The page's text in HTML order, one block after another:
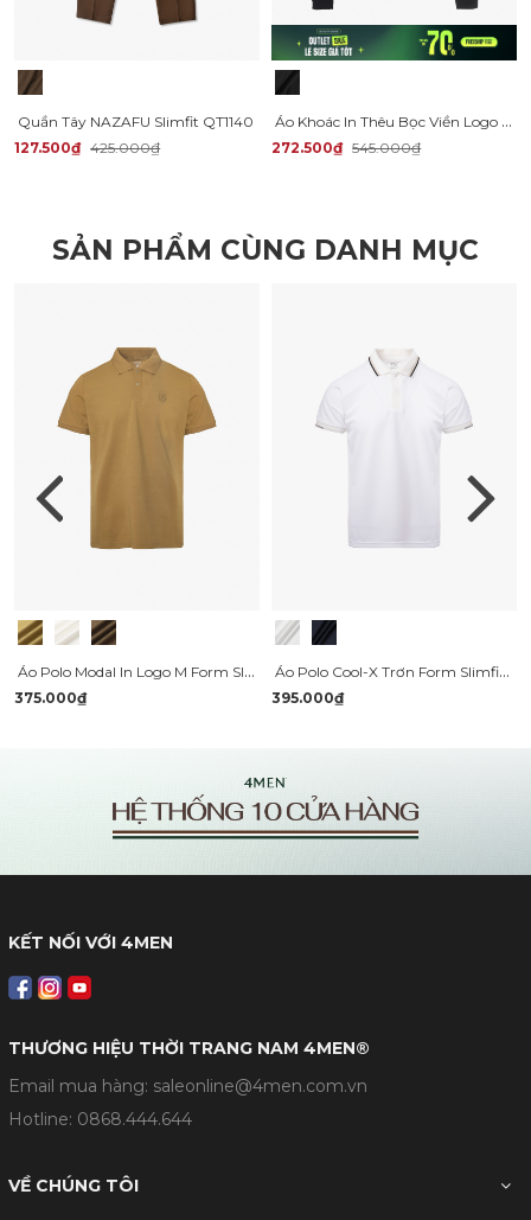
Quần Tây NAZAFU Slimfit QT1140
127.500₫ 425.000₫
Áo Khoác In Thêu Bọc Viền Logo Form Regular AK071
272.500₫ 545.000₫
SẢN PHẨM CÙNG DANH MỤC
Áo Polo Modal In Logo M Form Slimfit PO157
375.000₫
Áo Polo Cool-X Trơn Form Slimfit PO166
395.000₫
KẾT NỐI VỚI 4MEN
THƯƠNG HIỆU THỜI TRANG NAM 4MEN®
Email mua hàng: saleonline@4men.com.vn
Hotline: 0868.444.644
VỀ CHÚNG TÔI